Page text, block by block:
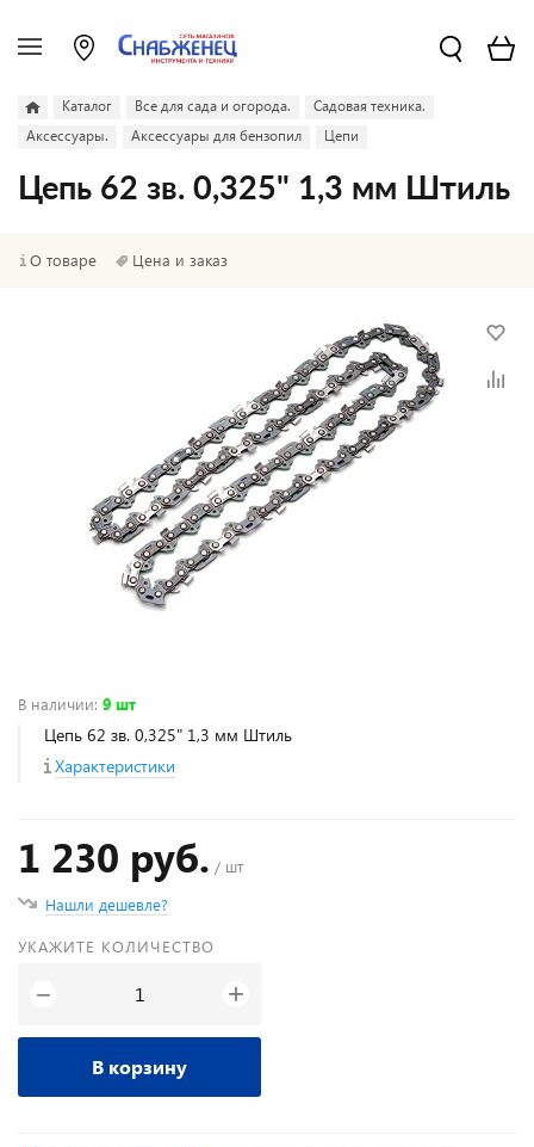
Каталог Все для сада и огорода.
Садовая техника.
Аксессуары.
Аксессуары для бензопил Цепи
Цепь 62 зв. 0,325" 1,3 мм Штиль
О товаре Цена и заказ
В наличии: 9 шт
Цепь 62 зв. 0,325" 1,3 мм Штиль
Характеристики
1 230 руб. / шт
Нашли дешевле?
УКАЖИТЕ КОЛИЧЕСТВО
− +
В корзину